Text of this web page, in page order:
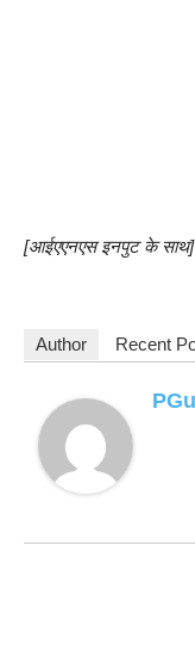
[आईएएनएस इनपुट के साथ]
Author Recent